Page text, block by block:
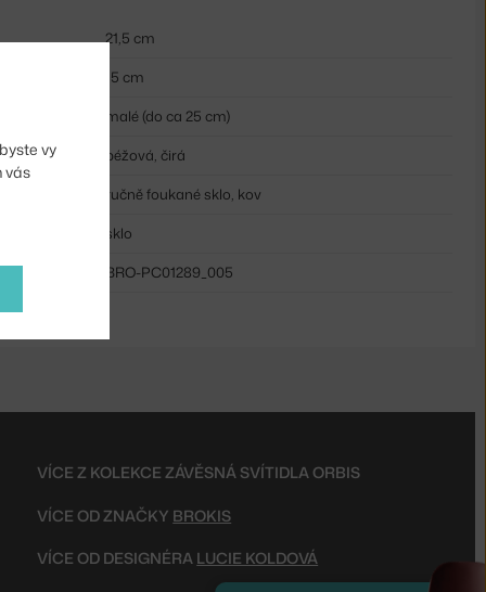
21,5 cm
15 cm
malé (do ca 25 cm)
béžová, čirá
ručně foukané sklo, kov
sklo
BRO-PC01289_005
VÍCE Z KOLEKCE ZÁVĚSNÁ SVÍTIDLA ORBIS
VÍCE OD ZNAČKY BROKIS
VÍCE OD DESIGNÉRA LUCIE KOLDOVÁ
vy
vás